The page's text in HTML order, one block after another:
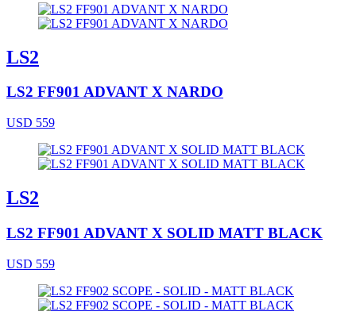
LS2
LS2 FF901 ADVANT X NARDO
USD 559
LS2
LS2 FF901 ADVANT X SOLID MATT BLACK
USD 559